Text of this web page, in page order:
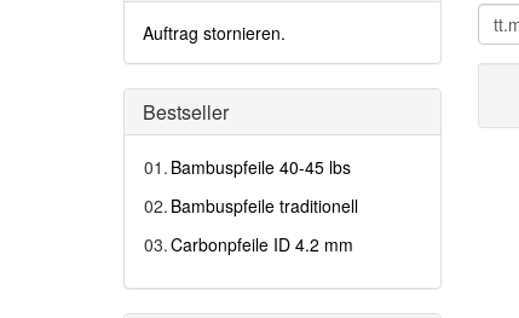
Auftrag stornieren.
Bestseller
01. Bambuspfeile 40-45 lbs
02. Bambuspfeile traditionell
03.Carbonpfeile ID 4.2 mm